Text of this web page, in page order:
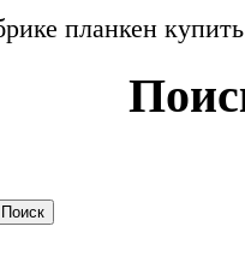
планкен